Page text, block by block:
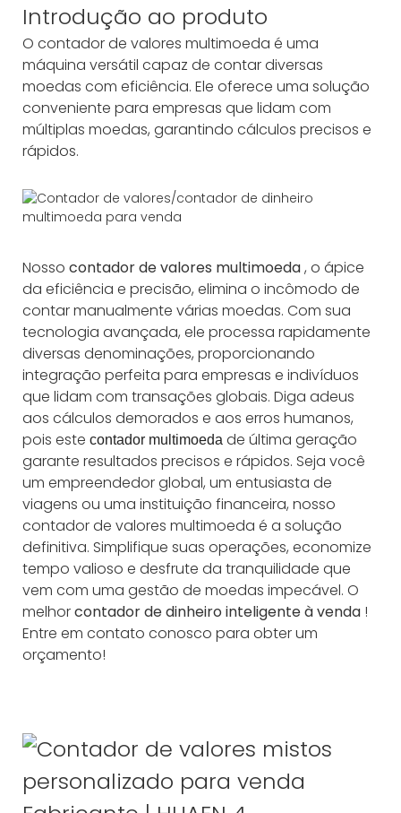
Introdução ao produto
O contador de valores multimoeda é uma
máquina versátil capaz de contar diversas
moedas com eficiência. Ele oferece uma solução
conveniente para empresas que lidam com
múltiplas moedas, garantindo cálculos precisos e
rápidos.
Nosso contador de valores multimoeda, o ápice
da eficiência e precisão, elimina o incômodo de
contar manualmente várias moedas. Com sua
tecnologia avançada, ele processa rapidamente
diversas denominações, proporcionando
integração perfeita para empresas e indivíduos
que lidam com transações globais. Diga adeus
aos cálculos demorados e aos erros humanos,
pois este contador multimoeda de última geração
garante resultados precisos e rápidos. Seja você
um empreendedor global, um entusiasta de
viagens ou uma instituição financeira, nosso
contador de valores multimoeda é a solução
definitiva. Simplifique suas operações, economize
tempo valioso e desfrute da tranquilidade que
vem com uma gestão de moedas impecável. O
melhorcontador de dinheiro inteligente à venda !
Entre em contato conosco para obter um
orçamento!